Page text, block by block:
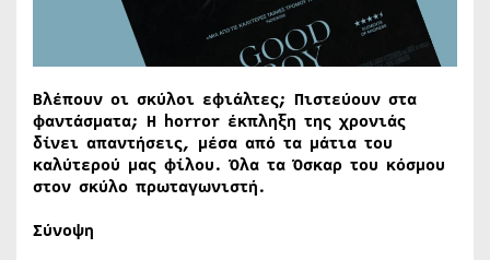
Βλέπουν οι σκύλοι εφιάλτες; Πιστεύουν στα
φαντάσματα; Η horror έκπληξη της χρονιάς
δίνει απαντήσεις, μέσα από τα μάτια του
καλύτερού μας φίλου. Όλα τα Όσκαρ του κόσμου
στον σκύλο πρωταγωνιστή.
Σύνοψη